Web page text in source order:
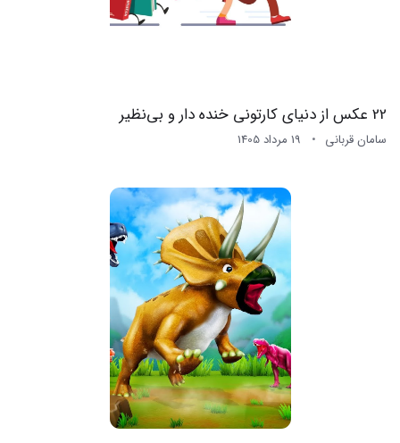
22 عکس از دنیای کارتونی خنده دار و بی‌نظیر
سامان قربانی 19 مرداد 1405